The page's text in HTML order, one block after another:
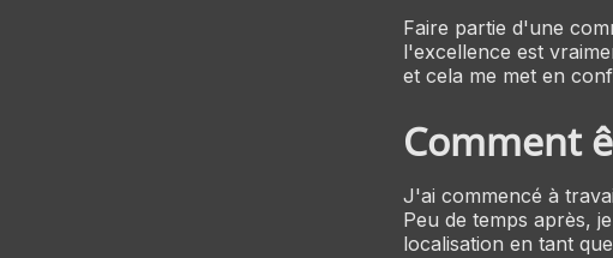
Faire partie d'une
l'excellence est
et cela me met en
Comment
J'ai commencé à
Peu de temps après,
localisation en tant